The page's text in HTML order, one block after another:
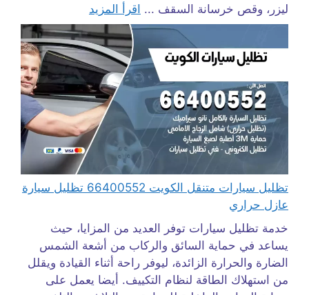
ليزر، وقص خرسانة السقف ... اقرأ المزيد
تظليل سيارات متنقل الكويت 66400552 تظليل سيارة
عازل حراري
خدمة تظليل سيارات توفر العديد من المزايا، حيث
يساعد في حماية السائق والركاب من أشعة الشمس
الضارة والحرارة الزائدة، ليوفر راحة أثناء القيادة ويقلل
من استهلاك الطاقة لنظام التكييف. أيضا يعمل على